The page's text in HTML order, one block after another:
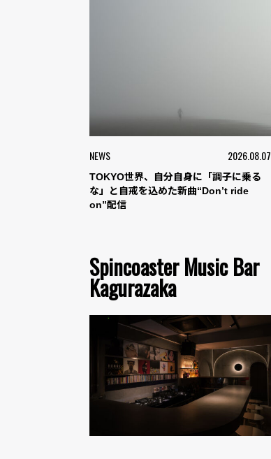
NEWS 2026.08.07
TOKYO世界、自分自身に「調子に乗る
な」と自戒を込めた新曲“Don’t ride
on”配信
Spincoaster Music Bar
Kagurazaka